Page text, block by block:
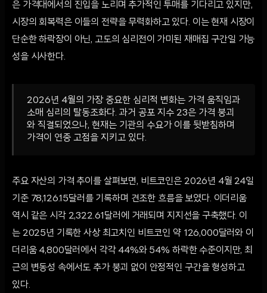
은 가격대에서의 진입을 노리며 추가적인 투매를 기다리고 있지만,
시장의 회복력은 이들의 전략을 무력화하고 있다. 이는 현재 시장이
단순한 하락장이 아닌, 고도의 심리전이 가미된 재매집 구간일 가능
성을 시사한다.
2026년 4월의 가장 중요한 심리적 변화는 가격 움직임과
소매 심리의 탈동조화다. 과거 공포 지수 23은 가격 붕괴
와 직결되었으나, 현재는 기관의 수요가 이를 뒷받침하며
가격이 연중 고점을 지키고 있다.
주요 자산의 가격 추이를 살펴보면, 비트코인은 2026년 4월 24일
기준 78,126.15달러를 기록하며 견조한 흐름을 보였다. 이더리움
역시 같은 시각 2,322.61달러에 거래되며 지지선을 구축했다. 이
는 2025년 기록한 사상 최고치인 비트코인 약 126,000달러와 이
더리움 4,800달러에서 각각 44%와 54% 하락한 수준이지만, 최
근의 변동성 속에서도 추가 붕괴 없이 안정적인 구간을 형성하고
있다.